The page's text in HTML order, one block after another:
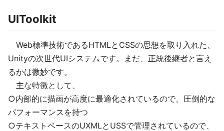
UIToolkit
Web標準技術であるHTMLとCSSの思想を取り入れた、
Unityの次世代UIシステムです。まだ、正統後継者と言え
るかは微妙です。
主な特徴として、
○内部的に描画が高度に最適化されているので、圧倒的な
パフォーマンスを持つ
○テキストベースのUXMLとUSSで管理されているので、